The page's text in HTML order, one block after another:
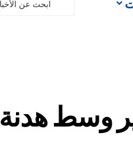
وسط هدنة